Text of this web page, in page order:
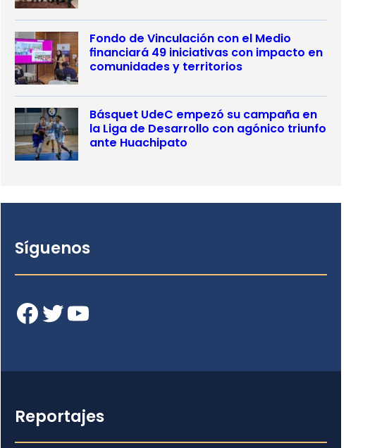
Fondo de Vinculación con el Medio
financiará 49 iniciativas con impacto en
comunidades y territorios
Básquet UdeC empezó su campaña en
la Liga de Desarrollo con agónico triunfo
ante Huachipato
Síguenos
Facebook Twitter YouTube
Reportajes